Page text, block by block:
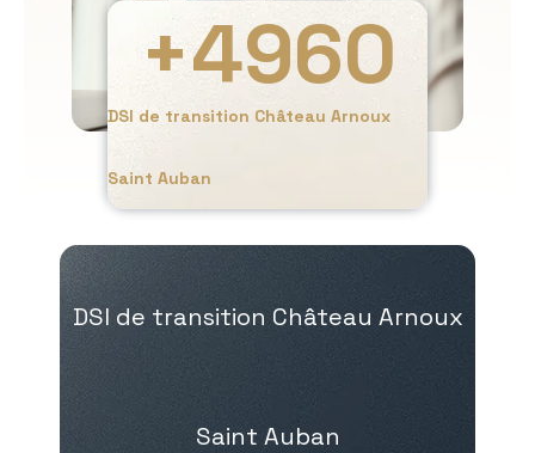
DSI de transition Château Arnoux
Saint Auban
+4960
DSI de transition Château Arnoux
Saint Auban